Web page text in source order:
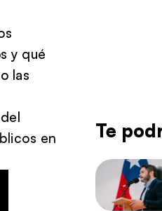
y qué
o las
en
Te